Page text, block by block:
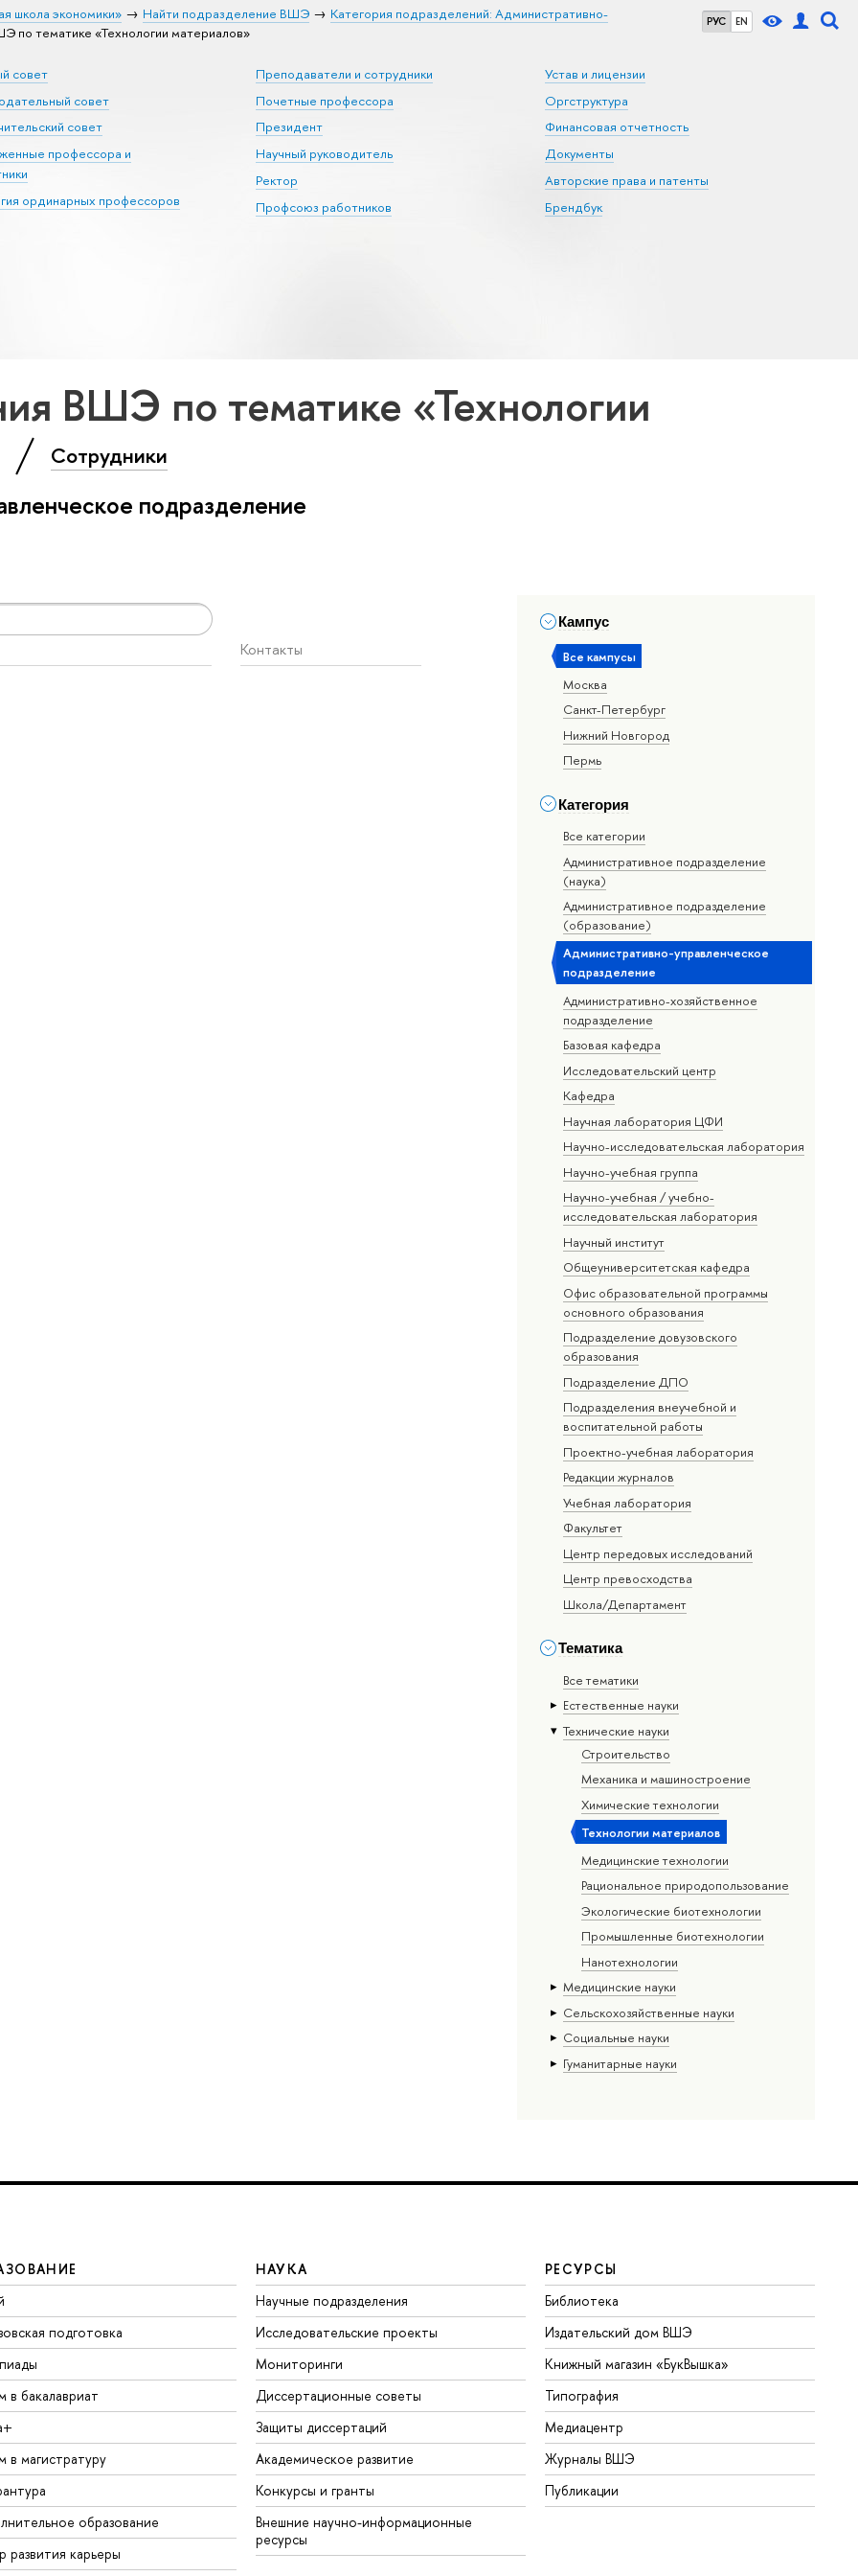
РУС EN
школа экономики» Найти подразделение ВШЭ
Категория подразделений: Административно-
по тематике «Технологии материалов»
совет
совет
совет
профессора и
ординарных профессоров
Преподаватели и сотрудники
Почетные профессора
Президент
Научный руководитель
Ректор
Профсоюз работников
Устав и лицензии
Оргструктура
Финансовая отчетность
Документы
Авторские права и патенты
Брендбук
ВШЭ по тематике «Технологии
Сотрудники
подразделение
Кампус
Все кампусы
Москва
Санкт-Петербург
Нижний Новгород
Пермь
Категория
Все категории
Административное подразделение
(наука)
Административное подразделение
(образование)
Административно-управленческое
подразделение
Административно-хозяйственное
подразделение
Базовая кафедра
Исследовательский центр
Кафедра
Научная лаборатория ЦФИ
Научно-исследовательская лаборатория
Научно-учебная группа
Научно-учебная / учебно-
исследовательская лаборатория
Научный институт
Общеуниверситетская кафедра
Офис образовательной программы
основного образования
Подразделение довузовского
образования
Подразделение ДПО
Подразделения внеучебной и
воспитательной работы
Проектно-учебная лаборатория
Редакции журналов
Учебная лаборатория
Факультет
Центр передовых исследований
Центр превосходства
Школа/Департамент
Тематика
Все тематики
Естественные науки
Тех­ничес­кие науки
Строительство
Механика и машиностроение
Химические технологии
Технологии материалов
Медицинские технологии
Рациональное природопользование
Экологические биотехнологии
Промышленные биотехнологии
Нанотехнологии
Медицинские науки
Сельскохозяйственные науки
Социальные науки
Гуманитарные науки
Контакты
подготовка
в бакалавриат
в магистратуру
образование
развития карьеры
НАУКА
Научные подразделения
Исследовательские проекты
Мониторинги
Диссертационные советы
Защиты диссертаций
Академическое развитие
Конкурсы и гранты
Внешние научно-информационные
ресурсы
РЕСУРСЫ
Библиотека
Издательский дом ВШЭ
Книжный магазин «БукВышка»
Типография
Медиацентр
Журналы ВШЭ
Публикации